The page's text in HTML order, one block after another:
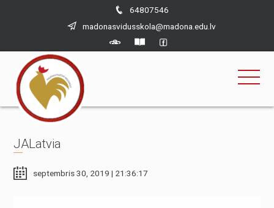
64807546
madonasvidusskola@madona.edu.lv
JALatvia
septembris 30, 2019 | 21:36:17